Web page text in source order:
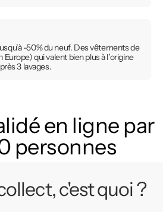
-50% du neuf. Des vêtements de
qui valent bien plus à l’origine
3 lavages.
en ligne par
personnes
c'est quoi ?